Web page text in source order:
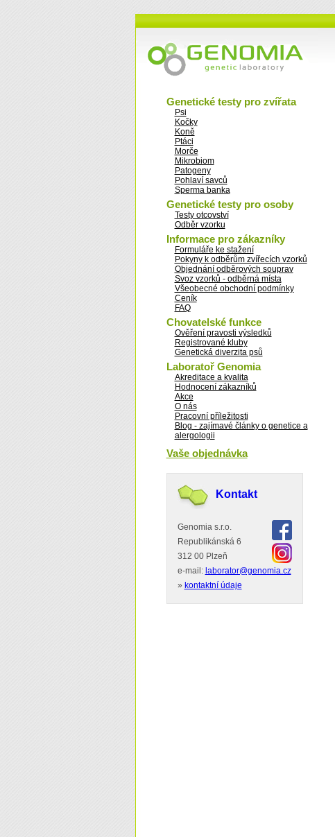
Genetické testy pro zvířata
Psi
Kočky
Koně
Ptáci
Morče
Mikrobiom
Patogeny
Pohlaví savců
Sperma banka
Genetické testy pro osoby
Testy otcovství
Odběr vzorku
Informace pro zákazníky
Formuláře ke stažení
Pokyny k odběrům zvířecích vzorků
Objednání odběrových souprav
Svoz vzorků - odběrná místa
Všeobecné obchodní podmínky
Ceník
FAQ
Chovatelské funkce
Ověření pravosti výsledků
Registrované kluby
Genetická diverzita psů
Laboratoř Genomia
Akreditace a kvalita
Hodnocení zákazníků
Akce
O nás
Pracovní příležitosti
Blog - zajímavé články o genetice a
alergologii
Vaše objednávka
Kontakt
Genomia s.r.o.
Republikánská 6
312 00 Plzeň
e-mail: laborator@genomia.cz
» kontaktní údaje